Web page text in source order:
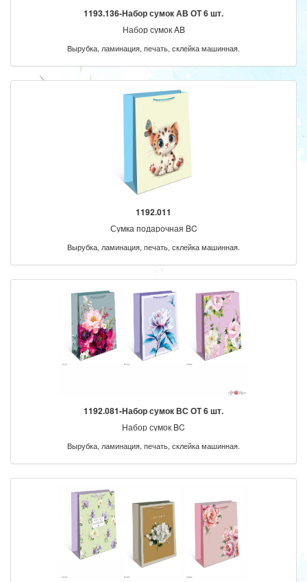
1193.136-Набор сумок АВ ОТ 6 шт.
Набор сумок AB
Вырубка, ламинация, печать, склейка машинная.
1192.011
Сумка подарочная BC
Вырубка, ламинация, печать, склейка машинная.
1192.081-Набор сумок ВС ОТ 6 шт.
Набор сумок BC
Вырубка, ламинация, печать, склейка машинная.